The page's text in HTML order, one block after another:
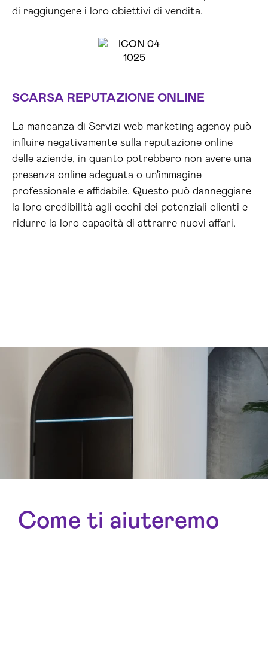
di raggiungere i loro obiettivi di vendita.
SCARSA REPUTAZIONE ONLINE
La mancanza di Servizi web marketing agency può
influire negativamente sulla reputazione online
delle aziende, in quanto potrebbero non avere una
presenza online adeguata o un'immagine
professionale e affidabile. Questo può danneggiare
la loro credibilità agli occhi dei potenziali clienti e
ridurre la loro capacità di attrarre nuovi affari.
Come ti aiuteremo